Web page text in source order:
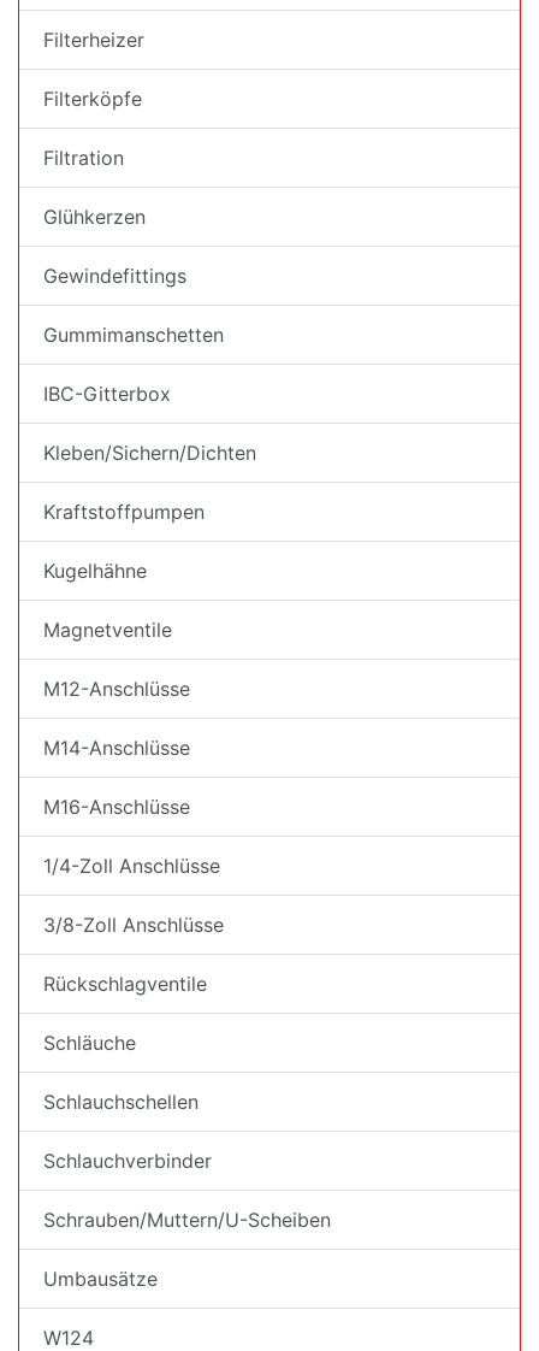
Filterheizer
Filterköpfe
Filtration
Glühkerzen
Gewindefittings
Gummimanschetten
IBC-Gitterbox
Kleben/Sichern/Dichten
Kraftstoffpumpen
Kugelhähne
Magnetventile
M12-Anschlüsse
M14-Anschlüsse
M16-Anschlüsse
1/4-Zoll Anschlüsse
3/8-Zoll Anschlüsse
Rückschlagventile
Schläuche
Schlauchschellen
Schlauchverbinder
Schrauben/Muttern/U-Scheiben
Umbausätze
W124